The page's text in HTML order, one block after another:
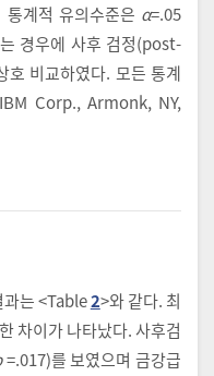
계적 유의수준은 α=.05
경우에 사후 검정(post-
비교하였다. 모든 통계
Corp., Armonk, NY,
과는 <Table2>와 같다. 최
차이가 나타났다. 사후검
=.017)를 보였으며 금강급